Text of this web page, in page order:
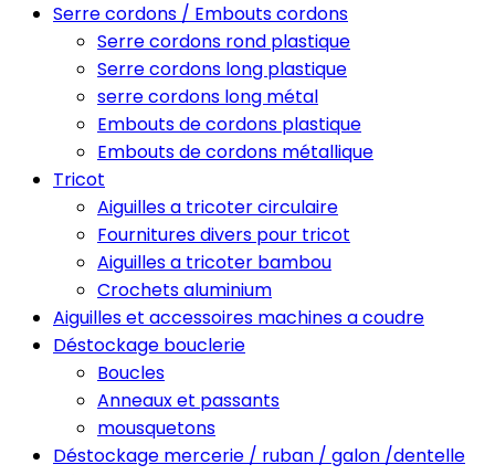
Serre cordons / Embouts cordons
Serre cordons rond plastique
Serre cordons long plastique
serre cordons long métal
Embouts de cordons plastique
Embouts de cordons métallique
Tricot
Aiguilles a tricoter circulaire
Fournitures divers pour tricot
Aiguilles a tricoter bambou
Crochets aluminium
Aiguilles et accessoires machines a coudre
Déstockage bouclerie
Boucles
Anneaux et passants
mousquetons
Déstockage mercerie / ruban / galon /dentelle